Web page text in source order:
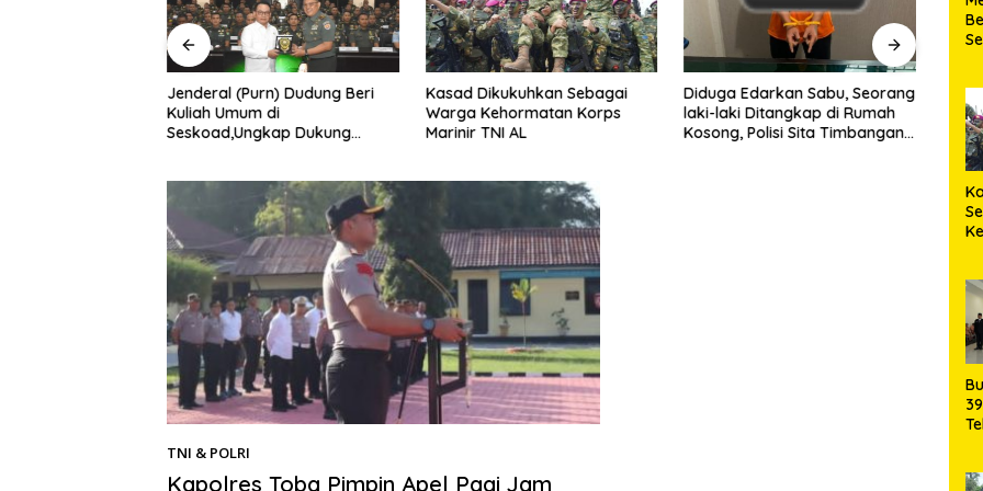
Jenderal (Purn) Dudung Beri
Kuliah Umum di
Seskoad,Ungkap Dukung
Kasad Dikukuhkan Sebagai
Warga Kehormatan Korps
Marinir TNI AL
Diduga Edarkan Sabu, Seorang
laki-laki Ditangkap di Rumah
Kosong, Polisi Sita Timbangan
Dua
TNI & POLRI
Kapolres Toba Pimpin Apel Pagi Jam